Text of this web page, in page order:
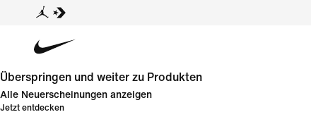
Überspringen und weiter zu Produkten
Alle Neuerscheinungen anzeigen
Jetzt entdecken